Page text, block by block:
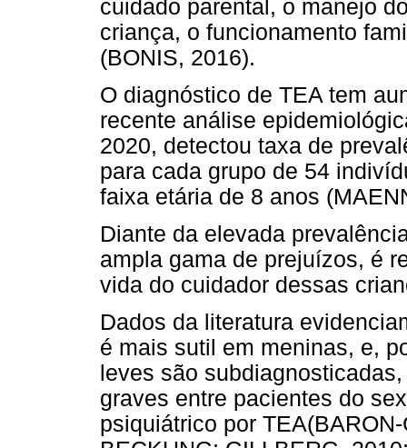
cuidado parental, o manejo
criança, o funcionamento
(BONIS, 2016).
O diagnóstico de TEA tem
recente análise
2020, detectou taxa de
para cada grupo de 54
faixa etária de 8 anos
Diante da elevada
ampla gama de prejuízos, é
vida do cuidador dessas
Dados da literatura
é mais sutil em meninas, e,
leves são
graves entre pacientes do
psiquiátrico por